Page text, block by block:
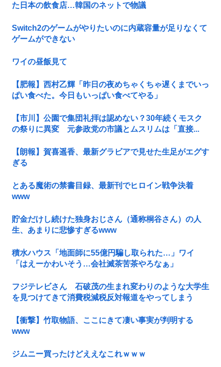
た日本の飲食店…韓国のネットで物議
Switch2のゲームがやりたいのに内蔵容量が足りなくて
ゲームができない
ワイの昼飯見て
【肥報】西村乙輝「昨日の夜めちゃくちゃ遅くまでいっ
ぱい食べた。今日もいっぱい食べてやる」
【市川】公園で集団礼拝は認めない？30年続くモスク
の祭りに異変 元参政党の市議とムスリムは「直接...
【朗報】賀喜遥香、最新グラビアで見せた生足がエグす
ぎる
とある魔術の禁書目録、最新刊でヒロイン戦争決着
www
貯金だけし続けた独身おじさん（通称桐谷さん）の人
生、あまりに悲惨すぎるwww
積水ハウス「地面師に55億円騙し取られた…」ワイ
「はえーかわいそう…会社滅茶苦茶やろなぁ」
フジテレビさん 石破茂の生まれ変わりのような大学生
を見つけてきて消費税減税反対報道をやってしまう
【衝撃】竹取物語、ここにきて凄い事実が判明する
www
ジムニー買ったけどええなこれｗｗｗ